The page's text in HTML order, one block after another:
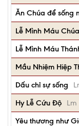
Ăn Chúa để sống
Lễ Mình Máu Chúa
Lễ Mình Máu
Mầu Nhiệm Hiệp
Dấu chỉ sự sống
Hy Lễ Cứu Độ
Yêu thương như